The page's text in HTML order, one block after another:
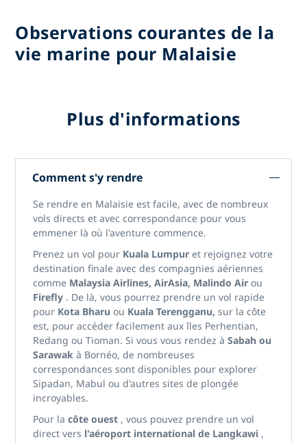
Observations courantes de la
vie marine pour Malaisie
Plus d'informations
Comment s'y rendre
Se rendre en Malaisie est facile, avec de nombreux
vols directs et avec correspondance pour vous
emmener là où l'aventure commence.
Prenez un vol pour Kuala Lumpur et rejoignez votre
destination finale avec des compagnies aériennes
comme Malaysia Airlines, AirAsia, Malindo Air ou
Firefly . De là, vous pourrez prendre un vol rapide
pour Kota Bharu ou Kuala Terengganu, sur la côte
est, pour accéder facilement aux îles Perhentian,
Redang ou Tioman. Si vous vous rendez àSabah ou
Sarawak à Bornéo, de nombreuses
correspondances sont disponibles pour explorer
Sipadan, Mabul ou d'autres sites de plongée
incroyables.
Pour lacôte ouest , vous pouvez prendre un vol
direct vers l'aéroport international de Langkawi ,